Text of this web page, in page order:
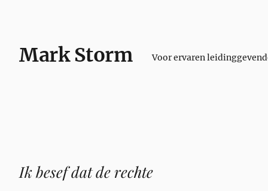
Mark Storm Voor ervaren
Ik besef dat de rechte